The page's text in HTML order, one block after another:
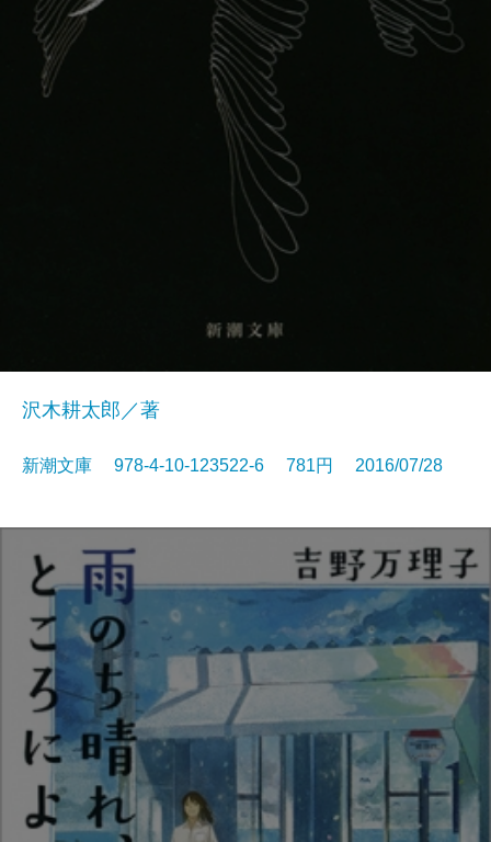
沢木耕太郎／著
新潮文庫 978-4-10-123522-6 781円 2016/07/28